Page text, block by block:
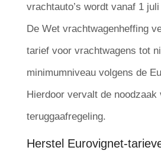
vrachtauto’s wordt vanaf 1
De Wet vrachtwagenheffing
tarief voor vrachtwagens tot
minimumniveau volgens de
Hierdoor vervalt de noodzaak
teruggaafregeling.
Herstel Eurovignet-